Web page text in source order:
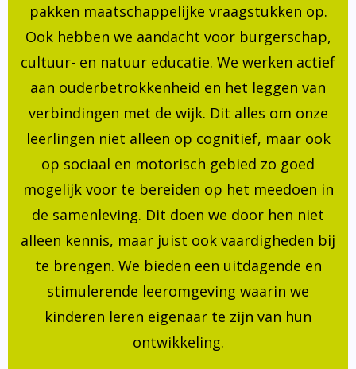
pakken maatschappelijke vraagstukken op.
Ook hebben we aandacht voor burgerschap,
cultuur- en natuur educatie. We werken actief
aan ouderbetrokkenheid en het leggen van
verbindingen met de wijk. Dit alles om onze
leerlingen niet alleen op cognitief, maar ook
op sociaal en motorisch gebied zo goed
mogelijk voor te bereiden op het meedoen in
de samenleving. Dit doen we door hen niet
alleen kennis, maar juist ook vaardigheden bij
te brengen. We bieden een uitdagende en
stimulerende leeromgeving waarin we
kinderen leren eigenaar te zijn van hun
ontwikkeling.